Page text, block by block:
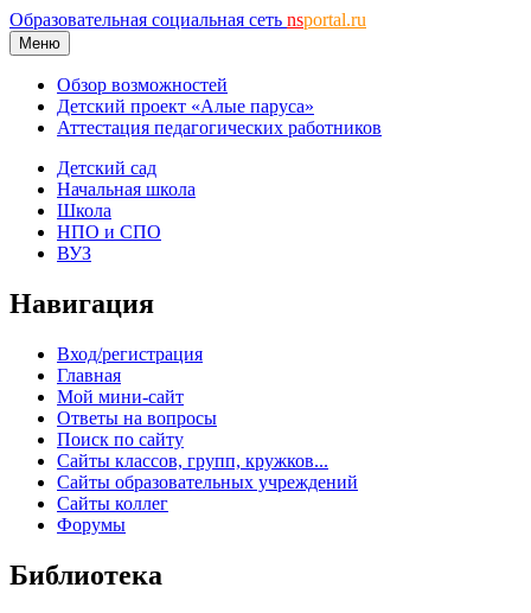
Образовательная социальная сеть nsportal.ru
Меню
Обзор возможностей
Детский проект «Алые паруса»
Аттестация педагогических работников
Детский сад
Начальная школа
Школа
НПО и СПО
ВУЗ
Навигация
Вход/регистрация
Главная
Мой мини-сайт
Ответы на вопросы
Поиск по сайту
Сайты классов, групп, кружков...
Сайты образовательных учреждений
Сайты коллег
Форумы
Библиотека